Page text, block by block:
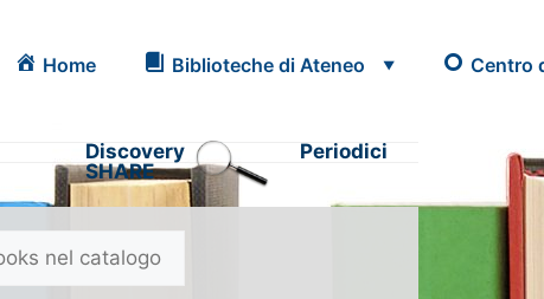
Home Biblioteche di Ateneo Centro
Discovery
SHARE
Periodici